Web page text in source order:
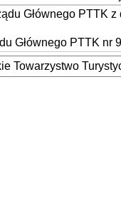
Głównego PTTK
Głównego PTTK
Towarzystwo